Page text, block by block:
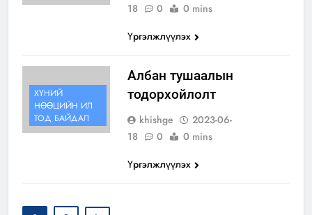
18
0
0 mins
Үргэлжлүүлэх
ХҮНИЙ
НӨӨЦИЙН ИЛ
ТОД БАЙДАЛ
Албан тушаалын
тодорхойлолт
khishge
2023-06-
18
0
0 mins
Үргэлжлүүлэх